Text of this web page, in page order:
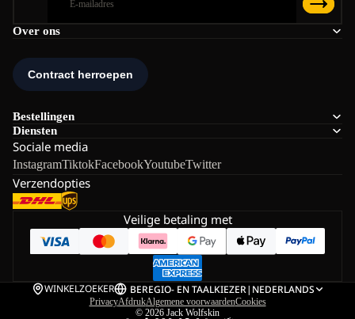
Over ons
Bestellingen
Diensten
Sociale media
InstagramTiktokFacebookYoutubeTwitter
Verzendopties
Veilige betaling met
WINKELZOEKER BEREGIO- EN TAALKIEZER| NEDERLANDS
PrivacyAfdrukAlgemene voorwaardenCookies
© 2026 Jack Wolfskin